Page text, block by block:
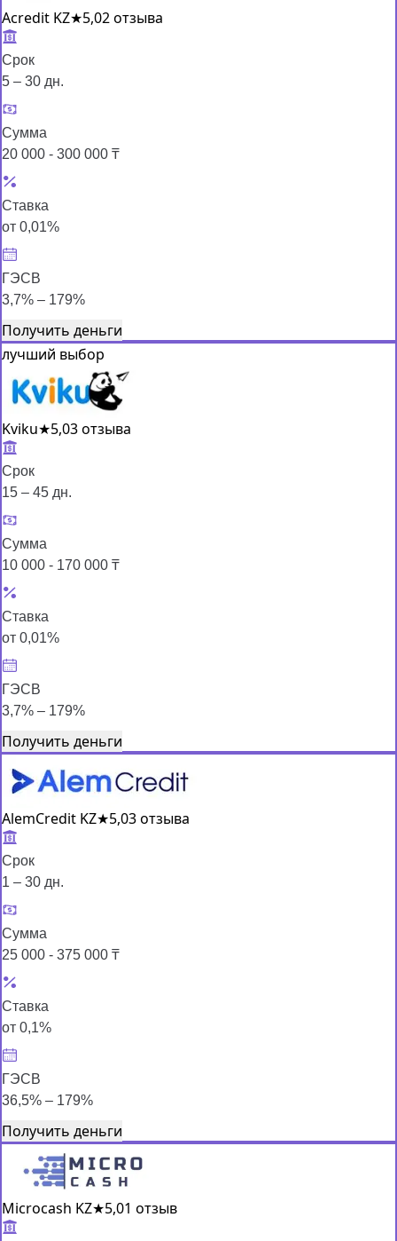
Acredit KZ★5,02 отзыва
Срок
5 – 30 дн.
Сумма
20 000 - 300 000 ₸
Ставка
от 0,01%
ГЭСВ
3,7% – 179%
Получить деньги
лучший выбор
Kviku★5,03 отзыва
Срок
15 – 45 дн.
Сумма
10 000 - 170 000 ₸
Ставка
от 0,01%
ГЭСВ
3,7% – 179%
Получить деньги
AlemCredit KZ★5,03 отзыва
Срок
1 – 30 дн.
Сумма
25 000 - 375 000 ₸
Ставка
от 0,1%
ГЭСВ
36,5% – 179%
Получить деньги
Microcash KZ★5,01 отзыв